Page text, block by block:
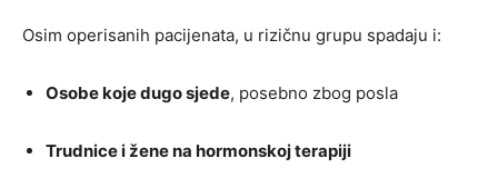
Osim operisanih pacijenata, u rizičnu grupu spadaju i:
Osobe koje dugo sjede, posebno zbog posla
Trudnice i žene na hormonskoj terapiji